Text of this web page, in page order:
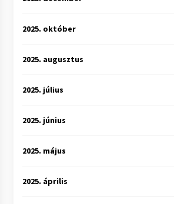
2025. október
2025. augusztus
2025. július
2025. június
2025. május
2025. április